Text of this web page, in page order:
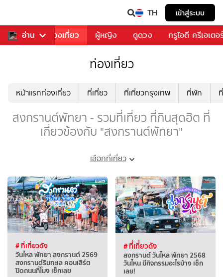
TH เข้าสู่ระบบ
อ่าน
อาหาร ท่องเที่ยว ผู้หญิง ดูดวง ทรูไอดี ครีเอเตอ
ท่องเที่ยว
หน้าแรกท่องเที่ยว ที่เที่ยว ที่เที่ยวกรุงเทพ ที่พัก
สงกรานต์พัทยา - รวมที่เที่ยว ที่กินสุดฮิต ที่
เกี่ยวข้องกับ "สงกรานต์พัทยา"
เลือกที่เที่ยว
# ที่เที่ยวดัง
วันไหล พัทยา สงกรานต์ 2569
สงกรานต์ริมทะเล คอนเสิร์ต
ปิดถนนกี่โมง เช็กเลย
# ที่เที่ยวดัง
สงกรานต์ วันไหล พัทยา 2568
วันไหน มีกิจกรรมอะไรบ้าง เช็ก
เลย!